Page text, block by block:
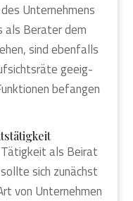
Unter­neh­mens
als Bera­ter dem
sind eben­falls
geeig­
befan­gen
als Bei­rat
sich zunächst
von Unter­neh­men